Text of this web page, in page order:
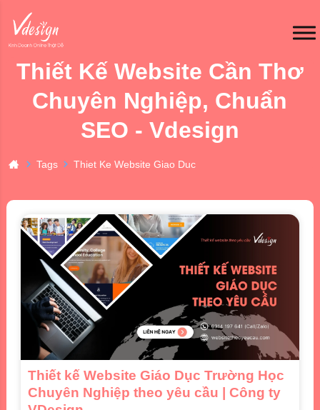
Thiết Kế Website Cần Thơ
Chuyên Nghiệp, Chuẩn
SEO - Vdesign
Tags Thiet Ke Website Giao Duc
Thiết kế Website Giáo Dục Trường Học
Chuyên Nghiệp theo yêu cầu | Công ty